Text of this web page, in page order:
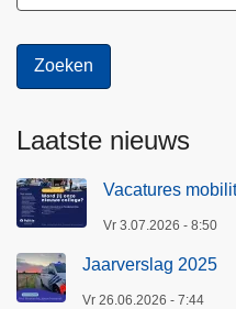
Laatste nieuws
Vacatures
Vr 3.07.2026 - 8:50
Jaarverslag 2025
Vr 26.06.2026 - 7:44